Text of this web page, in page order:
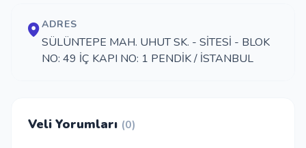
ADRES
SÜLÜNTEPE MAH. UHUT SK. - SİTESİ - BLOK
NO: 49 İÇ KAPI NO: 1 PENDİK / İSTANBUL
Veli Yorumları (0)